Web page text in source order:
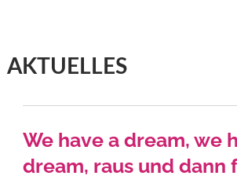
AKTUELLES
We have a dream, we
dream, raus und dann